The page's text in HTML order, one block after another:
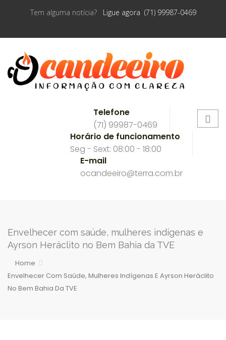
Tem alguma notícia? Ligue agora (71) 99987-0469
Telefone
(71) 99987-0469
Horário de funcionamento
Seg - Sext: 08:00 - 18:00
E-mail
ocandeeiro@terra.com.br
Envelhecer com saúde, mulheres indígenas e
Ayrson Heráclito no Bem Bahia da TVE
Home
Envelhecer Com Saúde, Mulheres Indígenas E Ayrson Heráclito
No Bem Bahia Da TVE